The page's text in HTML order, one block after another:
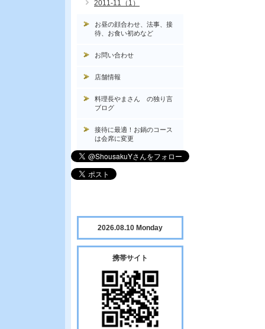
2011-11（1）
お昼の顔合わせ、法事、接
待、お食い初めなど
お問い合わせ
店舗情報
料理長やまさん の独り言
ブログ
接待に最適！お鍋のコース
は会席に変更
2026.08.10 Monday
携帯サイト